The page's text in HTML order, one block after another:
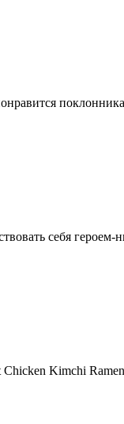
себя героем-
Kimchi